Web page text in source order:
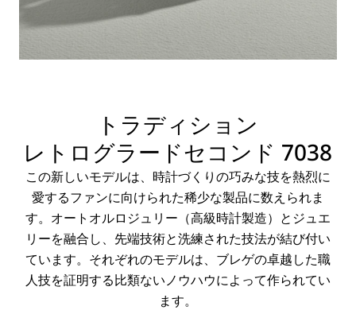
トラディション
レトログラードセコンド 7038
この新しいモデルは、時計づくりの巧みな技を熱烈に
愛するファンに向けられた稀少な製品に数えられま
す。オートオルロジュリー（高級時計製造）とジュエ
リーを融合し、先端技術と洗練された技法が結び付い
ています。それぞれのモデルは、ブレゲの卓越した職
人技を証明する比類ないノウハウによって作られてい
ます。